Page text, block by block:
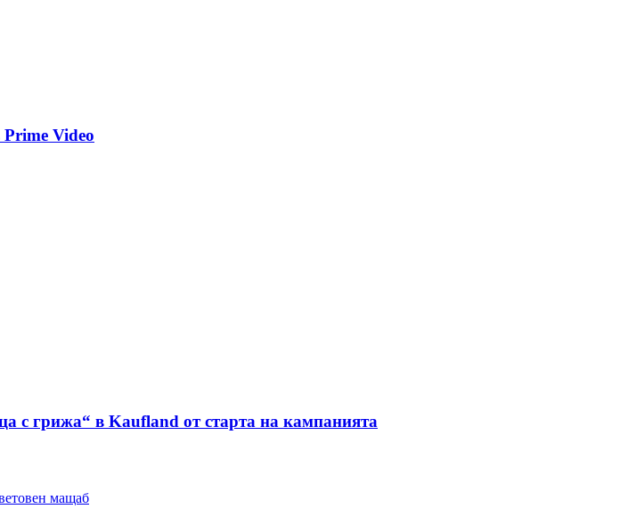
Video
с грижа“ в Kaufland от старта на кампанията